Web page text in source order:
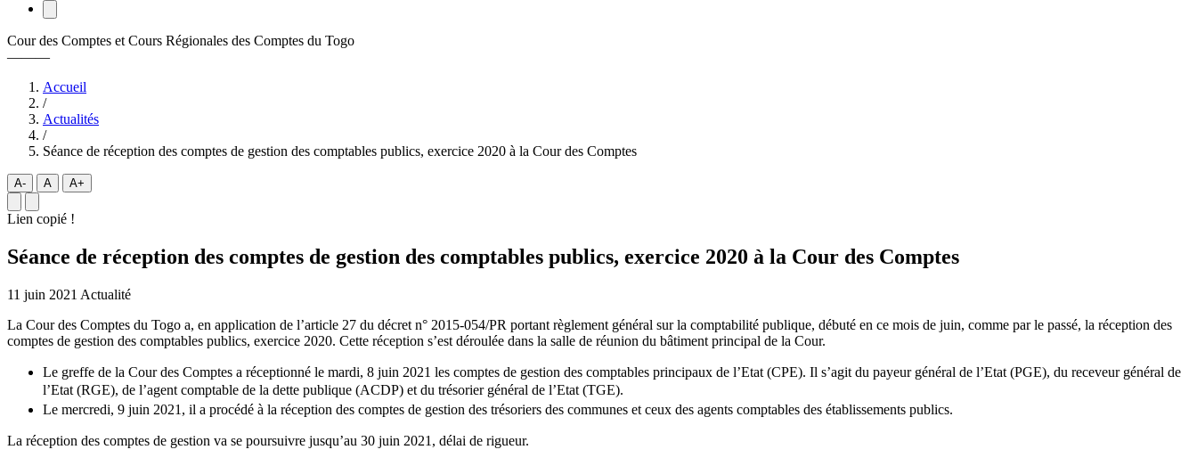
Cour des Comptes et Cours Régionales des Comptes du Togo
———
Accueil
/
Actualités
/
Séance de réception des comptes de gestion des comptables publics, exercice 2020 à la Cour des Comptes
A- A A+
Lien copié !
Séance de réception des comptes de gestion des comptables publics, exercice 2020 à la Cour des Comptes
11 juin 2021 Actualité
La Cour des Comptes du Togo a, en application de l’article 27 du décret n° 2015-054/PR portant règlement général sur la comptabilité publique, débuté en ce mois de juin, comme par le passé, la réception des
comptes de gestion des comptables publics, exercice 2020. Cette réception s’est déroulée dans la salle de réunion du bâtiment principal de la Cour.
Le greffe de la Cour des Comptes a réceptionné le mardi, 8 juin 2021 les comptes de gestion des comptables principaux de l’Etat (CPE). Il s’agit du payeur général de l’Etat (PGE), du receveur général de
l’Etat (RGE), de l’agent comptable de la dette publique (ACDP) et du trésorier général de l’Etat (TGE).
Le mercredi, 9 juin 2021, il a procédé à la réception des comptes de gestion des trésoriers des communes et ceux des agents comptables des établissements publics.
La réception des comptes de gestion va se poursuivre jusqu’au 30 juin 2021, délai de rigueur.